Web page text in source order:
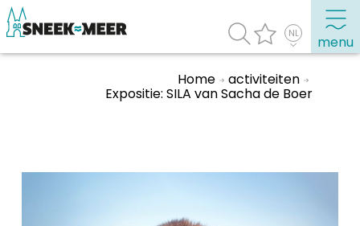
menu
Home activiteiten
Expositie: SILA van Sacha de Boer